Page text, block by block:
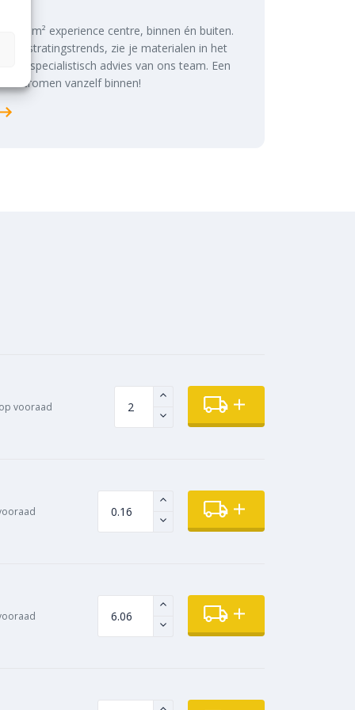
m² experience centre, binnen én buiten.
bestratingstrends, zie je materialen in het
wilt, specialistisch advies van ons team. Een
stromen vanzelf binnen!
op vooraad